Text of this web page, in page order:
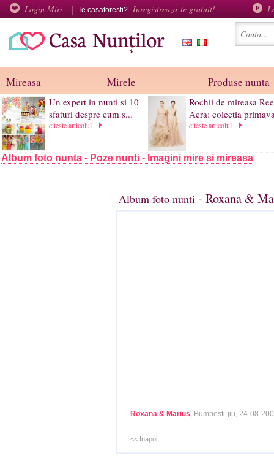
Login Miri Te casatoresti? Inregistreaza-te gratuit!
Mireasa Mirele Produse nunta
Un expert in nunti si 10
sfaturi despre cum s...
citeste articolul
Rochii de mireasa
Acra: colectia
citeste articolul
Album foto nunta - Poze nunti - Imagini mire si mireasa
Album foto nunti - Roxana &
Roxana & Marius, Bumbesti-jiu, 24-08-
<< Inapoi